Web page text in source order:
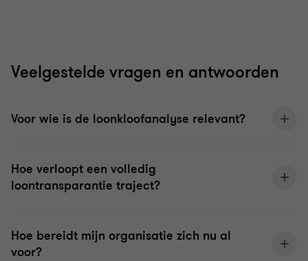
Veelgestelde vragen en antwoorden
Voor wie is de loonkloofanalyse relevant?
Hoe verloopt een volledig
loontransparantie traject?
Hoe bereidt mijn organisatie zich nu al
voor?